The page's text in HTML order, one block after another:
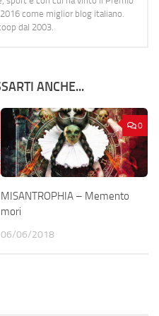
come miglior blog italiano.
dal 2003.
ANCHE...
0
MISANTROPHIA – Memento
mori
06/06/2018